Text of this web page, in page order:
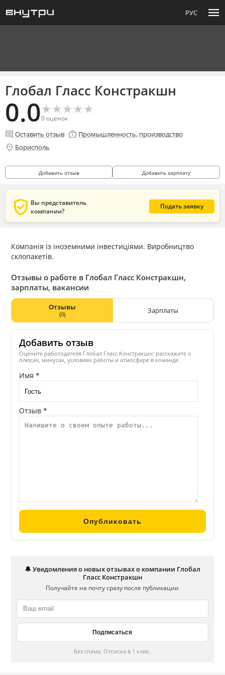
РУС menu
Глобал Гласс Констракшн
0.0★
★★
★★
★★
★★
★
0оценок
comment Оставить отзыв enterprise Промышленность, производство
location_on Борисполь
Добавить отзыв Добавить зарплату
verified_user Вы представитель
компании?
Подать заявку
Компанія із іноземними інвестиціями. Виробництво
склопакетів.
Отзывы о работе в Глобал Гласс Констракшн,
зарплаты, вакансии
Отзывы
(0) Зарплаты
Добавить отзыв
Оцените работодателя Глобал Гласс Констракшн: расскажите о
плюсах, минусах, условиях работы и атмосфере в команде.
Имя *
Отзыв *
🔔 Уведомления о новых отзывах о компании Глобал
Гласс Констракшн
Получайте на почту сразу после публикации
Без спама. Отписка в 1 клик.